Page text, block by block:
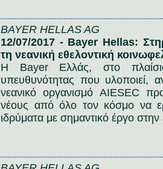
BAYER HELLAS AG
12/07/2017 - Bayer Hellas:
τη νεανική εθελοντική
Η Bayer Ελλάς, στο
υπευθυνότητας που υλοποιεί,
νεανικό οργανισμό AIESEC
νέους από όλο τον κόσμο να
ιδρύματα με σημαντικό έργο στην